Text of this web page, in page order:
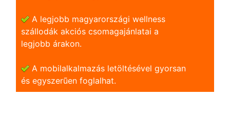
A legjobb magyarországi wellness
szállodák akciós csomagajánlatai a
legjobb árakon.
A mobilalkalmazás letöltésével gyorsan
és egyszerũen foglalhat.